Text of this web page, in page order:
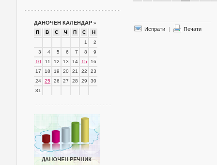
ДАНОЧЕН КАЛЕНДАР »
П В С Ч П С
Н
1
2
3
4 5 6 7 8
9
10
11 12 13 14 15
16
17
18 19 20 21 22
23
24
25 26 27 28 29
30
31
Испрати | Печати